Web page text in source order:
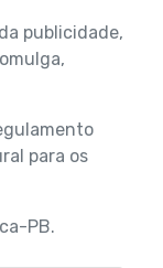
publicidade,
para os
PB.